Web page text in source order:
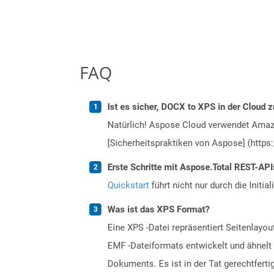
FAQ
Ist es sicher, DOCX to XPS in der Cloud
Natürlich! Aspose Cloud verwendet
[Sicherheitspraktiken von Aspose]
Erste Schritte mit Aspose.Total REST-
Quickstart führt nicht nur durch die
Was ist das XPS Format?
Eine XPS -Datei repräsentiert
EMF -Dateiformats entwickelt und
Dokuments. Es ist in der Tat